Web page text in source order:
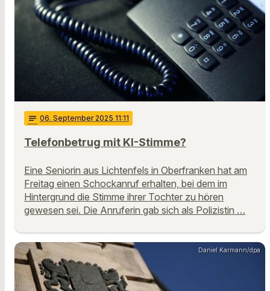
notes 06. September 2025 11:11
Telefonbetrug mit KI-Stimme?
Eine Seniorin aus Lichtenfels in Oberfranken hat am
Freitag einen Schockanruf erhalten, bei dem im
Hintergrund die Stimme ihrer Tochter zu hören
gewesen sei. Die Anruferin gab sich als Polizistin …
Daniel Karmann/dpa